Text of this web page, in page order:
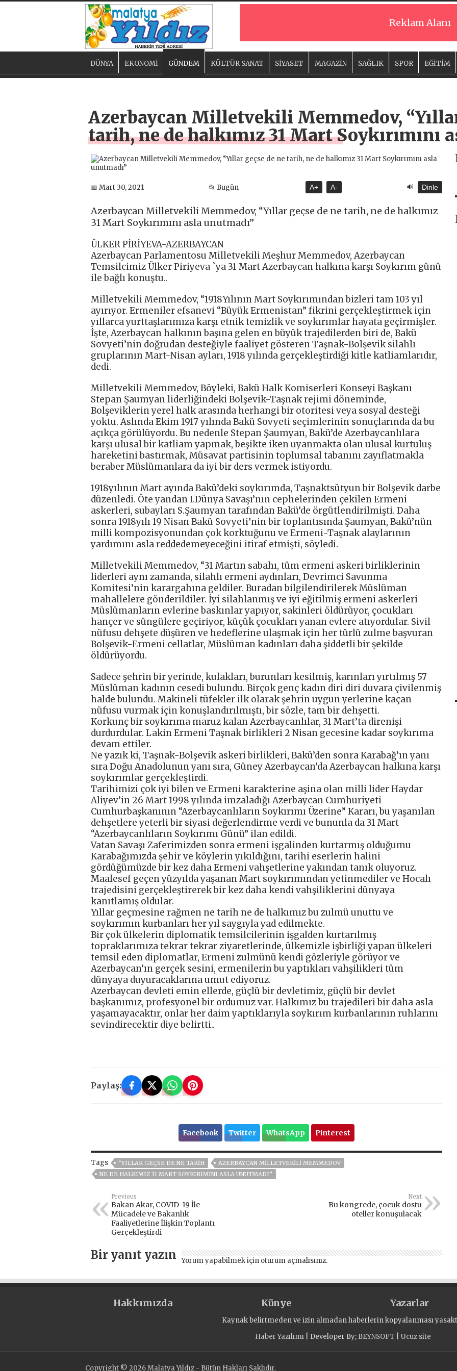
Reklam Alanı
DÜNYA EKONOMİ GÜNDEM KÜLTÜR SANAT SİYASET MAGAZİN SAĞLIK SPOR EĞİTİM
Azerbaycan Milletvekili Memmedov,
tarih, ne de halkımız 31 Mart Soykırımını
📅 Mart 30, 2021 📂 Bugün A+ A- 🔊 Dinle
Azerbaycan Milletvekili Memmedov, “Yıllar geçse de ne tarih, ne de halkımız
31 Mart Soykırımını asla unutmadı”
ÜLKER PİRİYEVA-AZERBAYCAN
Azerbaycan Parlamentosu Milletvekili Meşhur Memmedov, Azerbaycan
Temsilcimiz Ülker Piriyeva `ya 31 Mart Azerbaycan halkına karşı Soykırım günü
ile bağlı konuştu..
Milletvekili Memmedov, “1918Yılının Mart Soykırımından bizleri tam 103 yıl
ayırıyor. Ermeniler efsanevi “Büyük Ermenistan” fikrini gerçekleştirmek için
yıllarca yurttaşlarımıza karşı etnik temizlik ve soykırımlar hayata geçirmişler.
İşte, Azerbaycan halkının başına gelen en büyük trajedilerden biri de, Bakü
Sovyeti’nin doğrudan desteğiyle faaliyet gösteren Taşnak-Bolşevik silahlı
gruplarının Mart-Nisan ayları, 1918 yılında gerçekleştirdiği kitle katliamlarıdır,
dedi.
Milletvekili Memmedov, Böyleki, Bakü Halk Komiserleri Konseyi Başkanı
Stepan Şaumyan liderliğindeki Bolşevik-Taşnak rejimi döneminde,
Bolşeviklerin yerel halk arasında herhangi bir otoritesi veya sosyal desteği
yoktu. Aslında Ekim 1917 yılında Bakü Sovyeti seçimlerinin sonuçlarında da bu
açıkça görülüyordu. Bu nedenle Stepan Şaumyan, Bakü’de Azerbaycanlılara
karşı ulusal bir katliam yapmak, beşikte iken uyanmakta olan ulusal kurtuluş
hareketini bastırmak, Müsavat partisinin toplumsal tabanını zayıflatmakla
beraber Müslümanlara da iyi bir ders vermek istiyordu.
1918yılının Mart ayında Bakü’deki soykırımda, Taşnaktsütyun bir Bolşevik darbe
düzenledi. Öte yandan I.Dünya Savaşı’nın cephelerinden çekilen Ermeni
askerleri, subayları S.Şaumyan tarafından Bakü’de örgütlendirilmişti. Daha
sonra 1918yılı 19 Nisan Bakü Sovyeti’nin bir toplantısında Şaumyan, Bakü’nün
milli kompozisyonundan çok korktuğunu ve Ermeni-Taşnak alaylarının
yardımını asla reddedemeyeceğini itiraf etmişti, söyledi.
Milletvekili Memmedov, “31 Martın sabahı, tüm ermeni askeri birliklerinin
liderleri aynı zamanda, silahlı ermeni aydınları, Devrimci Savunma
Komitesi’nin karargahına geldiler. Buradan bilgilendirilerek Müslüman
mahallelere gönderildiler. İyi silahlanmış ve iyi eğitilmiş ermeni askerleri
Müslümanların evlerine baskınlar yapıyor, sakinleri öldürüyor, çocukları
hançer ve süngülere geçiriyor, küçük çocukları yanan evlere atıyordular. Sivil
nüfusu dehşete düşüren ve hedeflerine ulaşmak için her türlü zulme başvuran
Bolşevik-Ermeni cellatlar, Müslüman kadınları daha şiddetli bir şekilde
öldürüyordu.
Sadece şehrin bir yerinde, kulakları, burunları kesilmiş, karınları yırtılmış 57
Müslüman kadının cesedi bulundu. Birçok genç kadın diri diri duvara çivilenmiş
halde bulundu. Makineli tüfekler ilk olarak şehrin uygun yerlerine kaçan
nüfusu vurmak için konuşlandırılmıştı, bir sözle, tam bir dehşetti.
Korkunç bir soykırıma maruz kalan Azerbaycanlılar, 31 Mart’ta direnişi
durdurdular. Lakin Ermeni Taşnak birlikleri 2 Nisan gecesine kadar soykırıma
devam ettiler.
Ne yazık ki, Taşnak-Bolşevik askeri birlikleri, Bakü’den sonra Karabağ’ın yanı
sıra Doğu Anadolunun yanı sıra, Güney Azerbaycan’da Azerbaycan halkına karşı
soykırımlar gerçekleştirdi.
Tarihimizi çok iyi bilen ve Ermeni karakterine aşina olan milli lider Haydar
Aliyev’in 26 Mart 1998 yılında imzaladığı Azerbaycan Cumhuriyeti
Cumhurbaşkanının “Azerbaycanlıların Soykırımı Üzerine” Kararı, bu yaşanılan
dehşetlere yeterli bir siyasi değerlendirme verdi ve bununla da 31 Mart
“Azerbaycanlıların Soykırımı Günü” ilan edildi.
Vatan Savaşı Zaferimizden sonra ermeni işgalinden kurtarmış olduğumu
Karabağımızda şehir ve köylerin yıkıldığını, tarihi eserlerin halini
gördüğümüzde bir kez daha Ermeni vahşetlerine yakından tanık oluyoruz.
Maalesef geçen yüzyılda yaşanan Mart soykırımından yetinmediler ve Hocalı
trajedisini gerçekleştirerek bir kez daha kendi vahşiliklerini dünyaya
kanıtlamış oldular.
Yıllar geçmesine rağmen ne tarih ne de halkımız bu zulmü unuttu ve
soykırımın kurbanları her yıl saygıyla yad edilmekte.
Bir çok ülkelerin diplomatik temsilcilerinin işgalden kurtarılmış
topraklarımıza tekrar tekrar ziyaretlerinde, ülkemizle işbirliği yapan ülkeleri
temsil eden diplomatlar, Ermeni zulmünü kendi gözleriyle görüyor ve
Azerbaycan’ın gerçek sesini, ermenilerin bu yaptıkları vahşilikleri tüm
dünyaya duyuracaklarına umut ediyoruz.
Azerbaycan devleti emin ellerde, güçlü bir devletimiz, güçlü bir devlet
başkanımız, profesyonel bir ordumuz var. Halkımız bu trajedileri bir daha asla
yaşamayacaktır, onlar her daim yaptıklarıyla soykırım kurbanlarının ruhlarını
sevindirecektir diye belirtti..
Paylaş:
Facebook Twitter WhatsApp Pinterest
Tags “YILLAR GEÇSE DE NE TARIH
AZERBAYCAN MİLLETVEKİLİ MEMMEDOV
NE DE HALKIMIZ 31 MART SOYKIRIMINI ASLA UNUTMADI”
Previous
Bakan Akar, COVID-19 İle
Mücadele ve Bakanlık
Faaliyetlerine İlişkin Toplantı
Gerçekleştirdi
Next
Bu kongrede, çocuk dostu
oteller konuşulacak
Bir yanıt yazın Yorum yapabilmek için oturum açmalısınız.
Hakkımızda Künye Yazarlar
Kaynak belirtmeden ve izin almadan haberlerin kopyalanması
Haber Yazılımı| Developer By; BEYNSOFT Ucuz site
Copyright © 2026 Malatya Yıldız - Bütün Hakları Saklıdır.